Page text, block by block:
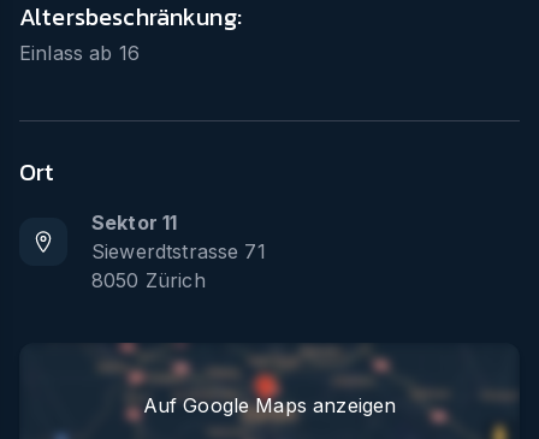
Altersbeschränkung:
Einlass ab 16
Ort
Sektor 11
Siewerdtstrasse 71
8050 Zürich
Auf Google Maps anzeigen